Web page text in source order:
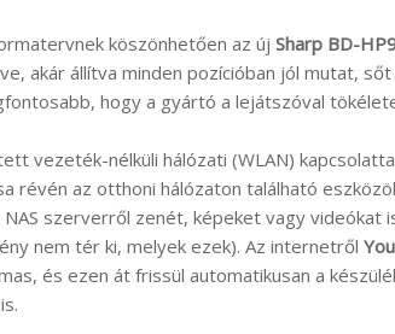
köszönhetően az új Sharp BD-
akár állítva minden pozícióban jól mutat, sőt
hogy a gyártó a lejátszóval
vezeték-nélküli hálózati (WLAN)
révén az otthoni hálózaton található
szerverről zenét, képeket vagy videókat
nem tér ki, melyek ezek). Az internetről
és ezen át frissül automatikusan a